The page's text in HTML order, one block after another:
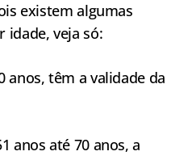
existem algumas
idade, veja só:
anos, têm a validade da
anos até 70 anos, a